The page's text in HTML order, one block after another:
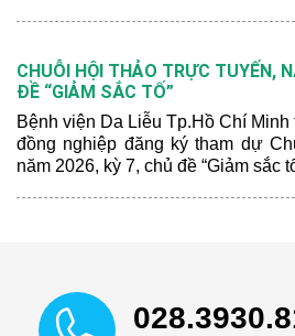
TRỊ BỆNH LÝ DA ĐẦU VÀ
DA DẦU ĐẾN QUẢN LÝ RỤNG
CHUỖI HỘI THẢO TRỰC TUYẾN,
ĐỀ “GIẢM SẮC TỐ”
Bệnh viện Da Liễu Tp.Hồ Chí
đồng nghiệp đăng ký tham dự
năm 2026, kỳ 7, chủ đề “Giảm sắc